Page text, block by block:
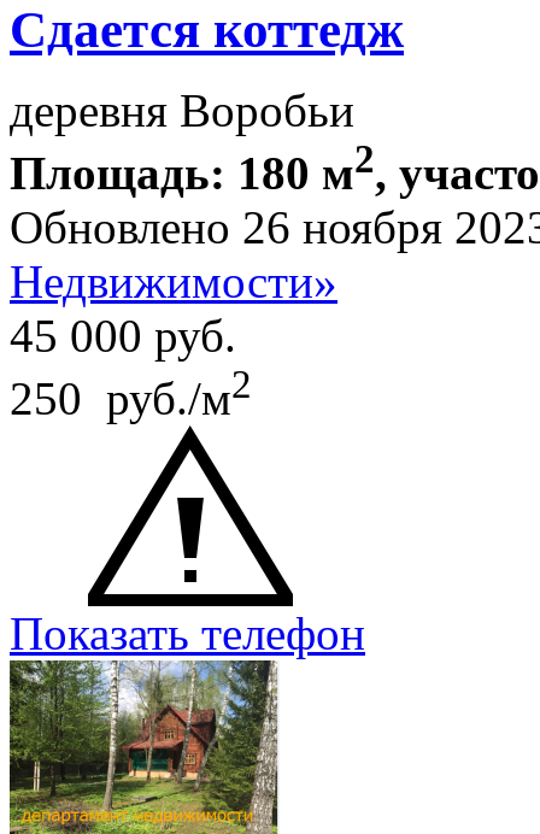
Сдается коттедж
деревня Воробьи
Площадь: 180 м2,
Обновлено 26 ноября
Недвижимости»
45 000 руб.
250 руб./м2
Показать телефон